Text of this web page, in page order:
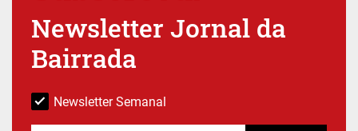
Newsletter Jornal da
Bairrada
Newsletter Semanal